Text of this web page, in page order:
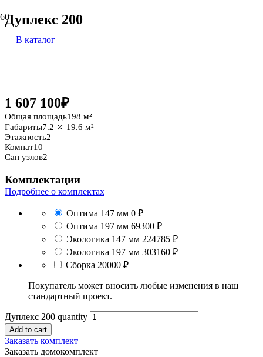
В каталог
Дуплекс 200
198 м²
1 607 100₽
Общая площадь198 м²
Габариты7.2 ⤫ 19.6 м²
Этажность2
Комнат10
Сан узлов2
Комплектации
Подробнее о комплектах
Оптима 147 мм 0 ₽
Оптима 197 мм 69300 ₽
Экологика 147 мм 224785 ₽
Экологика 197 мм 303160 ₽
Сборка 20000 ₽
Покупатель может вносить любые изменения в наш
стандартный проект.
Дуплекс 200 quantity
Add to cart
Заказать комплект
Заказать домокомплект